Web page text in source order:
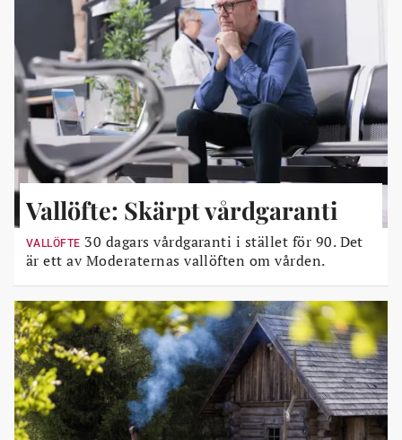
Vallöfte: Skärpt vårdgaranti
VALLÖFTE 30 dagars vårdgaranti i stället för 90. Det
är ett av Moderaternas vallöften om vården.